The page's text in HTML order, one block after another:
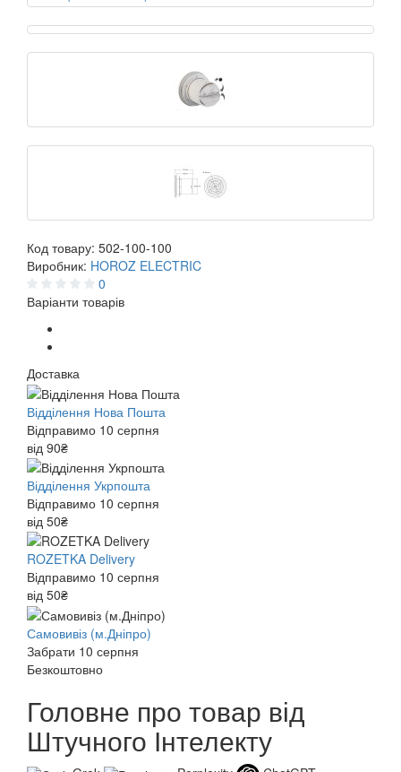
Код товару: 502-100-100
Виробник: HOROZ ELECTRIC
0
Варіанти товарів
Доставка
Відділення Нова Пошта
Відправимо 10 серпня
від 90₴
Відділення Укрпошта
Відправимо 10 серпня
від 50₴
ROZETKA Delivery
Відправимо 10 серпня
від 50₴
Самовивіз (м.Дніпро)
Забрати 10 серпня
Безкоштовно
Головне про товар від
Штучного Інтелекту